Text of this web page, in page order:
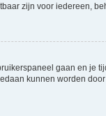
zijn voor iedereen,
gaan en je
kunnen worden